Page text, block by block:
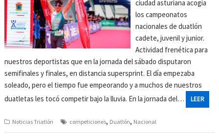
ciudad asturiana acogía
los campeonatos
nacionales de duatlón
cadete, juvenil y junior.
Actividad frenética para
nuestros deportistas que en la jornada del sábado disputaron
semifinales y finales, en distancia supersprint. El día empezaba
soleado, pero el tiempo fue empeorando y a muchos de nuestros
duatletas les tocó competir bajo la lluvia. En la jornada del…
LEER
Noticias Triatlón competiciones, Duatlón, Nacional